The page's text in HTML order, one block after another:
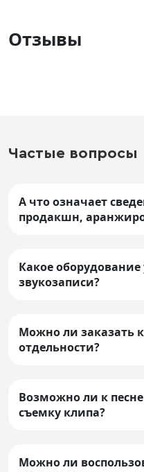
Отзывы
Частые вопросы
А что означает
продакшн,
Какое оборудование
звукозаписи?
Можно ли заказать
отдельности?
Возможно ли к
съемку клипа?
Можно ли